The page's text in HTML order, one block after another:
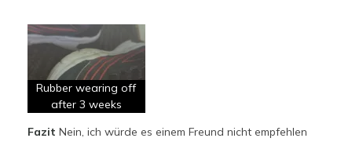
Comfortable
Nachteile
Wear Out Quickly
Geeignete Verwendung
Rubber wearing off
after 3 weeks
Fazit Nein, ich würde es einem Freund nicht empfehlen